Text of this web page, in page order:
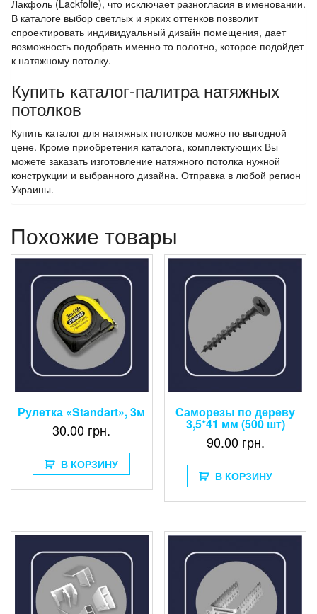
Лакфоль (Lackfolie), что исключает разногласия в именовании.
В каталоге выбор светлых и ярких оттенков позволит
спроектировать индивидуальный дизайн помещения, дает
возможность подобрать именно то полотно, которое подойдет
к натяжному потолку.
Купить каталог-палитра натяжных
потолков
Купить каталог для натяжных потолков можно по выгодной
цене. Кроме приобретения каталога, комплектующих Вы
можете заказать изготовление натяжного потолка нужной
конструкции и выбранного дизайна. Отправка в любой регион
Украины.
Похожие товары
Рулетка «Standart», 3м
30.00 грн.
В КОРЗИНУ
Саморезы по дереву
3,5*41 мм (500 шт)
90.00 грн.
В КОРЗИНУ